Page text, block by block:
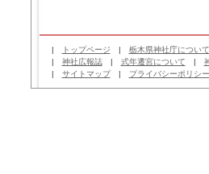
| トップページ | 栃木県神社庁について
| 神社広報誌| 式年遷宮について |
| サイトマップ| プライバシーポリシー